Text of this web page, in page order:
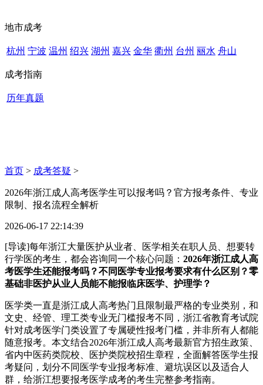
地市成考
杭州 宁波 温州 绍兴 湖州 嘉兴 金华 衢州 台州 丽水 舟山
成考指南
历年真题
首页 > 成考答疑 >
2026年浙江成人高考医学生可以报考吗？官方报考条件、专业
限制、报名流程全解析
2026-06-17 22:14:39
[导读]每年浙江大量医护从业者、医学相关在职人员、想要转
行学医的考生，都会咨询同一个核心问题： 2026年浙江成人高
考医学生还能报考吗？不同医学专业报考要求有什么区别？零
基础非医护从业人员能不能报临床医学、护理学？
医学类一直是浙江成人高考热门且限制最严格的专业类别，和
文史、经管、理工类专业无门槛报考不同，浙江省教育考试院
针对成考医学门类设置了专属硬性报考门槛，并非所有人都能
随意报考。本文结合2026年浙江成人高考最新官方招生政策、
省内中医药类院校、医护类院校招生章程，全面解答医学生报
考疑问，划分不同医学专业报考标准、避坑误区以及适合人
群，给浙江想要报考医学成考的考生完整参考指南。